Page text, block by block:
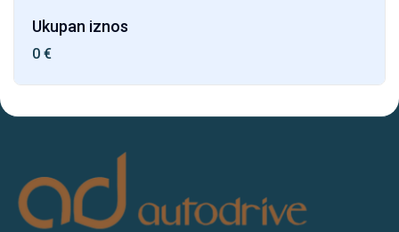
Ukupan iznos
0 €